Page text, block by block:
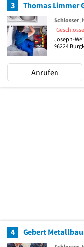
3 Thomas Limmer
Schlosser,
Joseph-
96224
Anrufen
4 Gebert Metallbau